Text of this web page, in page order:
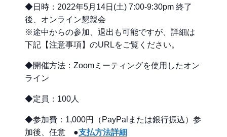
◆日時：2022年5月14日(土) 7:00-9:30pm 終了
後、オンライン懇親会
※途中からの参加、退出も可能ですが、詳細は
下記【注意事項】のURLをご覧ください。
◆開催方法：Zoomミーティングを使用したオン
ライン
◆定員：100人
◆参加費：1,000円（PayPalまたは銀行振込）参
加後、任意 ●支払方法詳細